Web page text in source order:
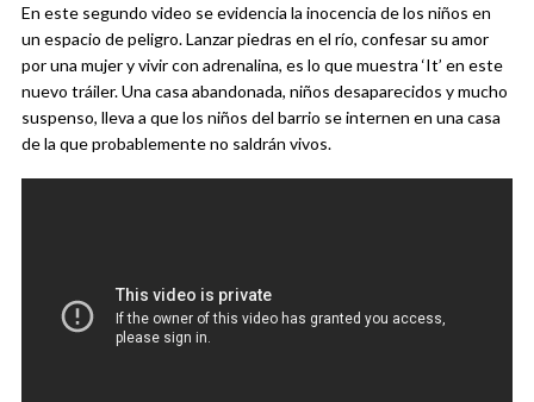
En este segundo video se evidencia la inocencia de los niños en
un espacio de peligro. Lanzar piedras en el río, confesar su amor
por una mujer y vivir con adrenalina, es lo que muestra ‘It’ en este
nuevo tráiler. Una casa abandonada, niños desaparecidos y mucho
suspenso, lleva a que los niños del barrio se internen en una casa
de la que probablemente no saldrán vivos.